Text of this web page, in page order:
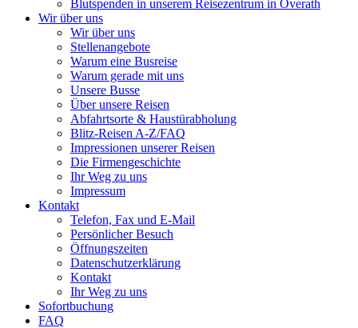
Blutspenden in unserem Reisezentrum in Overath
Wir über uns
Wir über uns
Stellenangebote
Warum eine Busreise
Warum gerade mit uns
Unsere Busse
Über unsere Reisen
Abfahrtsorte & Haustürabholung
Blitz-Reisen A-Z/FAQ
Impressionen unserer Reisen
Die Firmengeschichte
Ihr Weg zu uns
Impressum
Kontakt
Telefon, Fax und E-Mail
Persönlicher Besuch
Öffnungszeiten
Datenschutzerklärung
Kontakt
Ihr Weg zu uns
Sofortbuchung
FAQ